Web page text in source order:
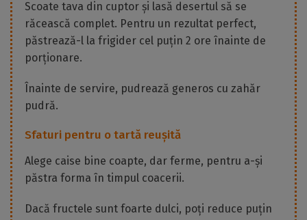
Scoate tava din cuptor și lasă desertul să se
răcească complet. Pentru un rezultat perfect,
păstrează-l la frigider cel puțin 2 ore înainte de
porționare.
Înainte de servire, pudrează generos cu zahăr
pudră.
Sfaturi pentru o tartă reușită
Alege caise bine coapte, dar ferme, pentru a-și
păstra forma în timpul coacerii.
Dacă fructele sunt foarte dulci, poți reduce puțin